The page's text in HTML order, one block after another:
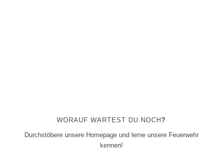
WORAUF WARTEST DU NOCH?
Durchstöbere unsere Homepage und lerne unsere Feuerwehr
kennen!